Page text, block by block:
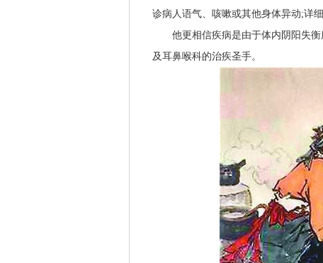
诊病人语气、 咳嗽或其他身体异动;详
他更相信疾病是由于体内阴阳失衡
及耳鼻喉科的治疾圣手。